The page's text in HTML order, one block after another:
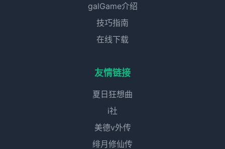
galGame介绍
技巧指南
在线下载
友情链接
夏日狂想曲
i社
美德v外传
绯月修仙传